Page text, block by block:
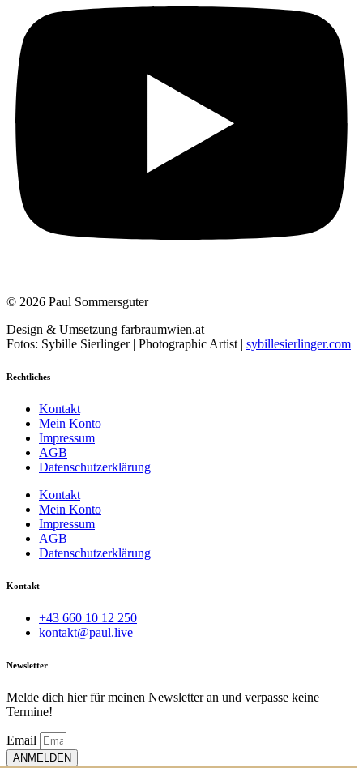
© 2026 Paul Sommersguter
Design & Umsetzung farbraumwien.at
Fotos: Sybille Sierlinger | Photographic Artist | sybillesierlinger.com
Rechtliches
Kontakt
Mein Konto
Impressum
AGB
Datenschutzerklärung
Kontakt
Mein Konto
Impressum
AGB
Datenschutzerklärung
Kontakt
+43 660 10 12 250
kontakt@paul.live
Newsletter
Melde dich hier für meinen Newsletter an und verpasse keine
Termine!
Email
ANMELDEN